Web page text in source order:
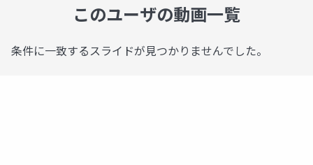
このユーザの動画一覧
条件に一致するスライドが見つかりませんでした。